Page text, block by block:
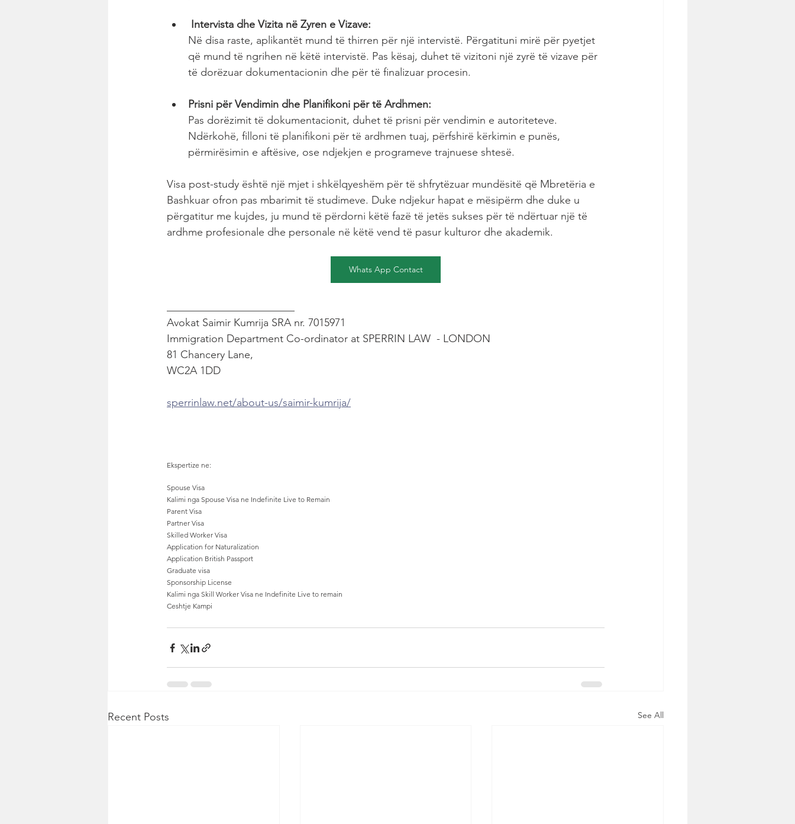
Intervista dhe Vizita në Zyren e Vizave:
Në disa raste, aplikantët mund të thirren për një intervistë. Përgatituni mirë për pyetjet
që mund të ngrihen në këtë intervistë. Pas kësaj, duhet të vizitoni një zyrë të vizave për
të dorëzuar dokumentacionin dhe për të finalizuar procesin.
Prisni për Vendimin dhe Planifikoni për të Ardhmen:
Pas dorëzimit të dokumentacionit, duhet të prisni për vendimin e autoriteteve.
Ndërkohë, filloni të planifikoni për të ardhmen tuaj, përfshirë kërkimin e punës,
përmirësimin e aftësive, ose ndjekjen e programeve trajnuese shtesë.
Visa post-study është një mjet i shkëlqyeshëm për të shfrytëzuar mundësitë që Mbretëria e
Bashkuar ofron pas mbarimit të studimeve. Duke ndjekur hapat e mësipërm dhe duke u
përgatitur me kujdes, ju mund të përdorni këtë fazë të jetës sukses për të ndërtuar një të
ardhme profesionale dhe personale në këtë vend të pasur kulturor dhe akademik.
Whats App Contact
Avokat Saimir Kumrija SRA nr. 7015971
Immigration Department Co-ordinator at SPERRIN LAW  - LONDON
81 Chancery Lane,
WC2A 1DD
sperrinlaw.net/about-us/saimir-kumrija/
Ekspertize ne:
Spouse Visa
Kalimi nga Spouse Visa ne Indefinite Live to Remain
Parent Visa
Partner Visa
Skilled Worker Visa
Application for Naturalization
Application British Passport
Graduate visa
Sponsorship License
Kalimi nga Skill Worker Visa ne Indefinite Live to remain
Ceshtje Kampi
Recent Posts See All